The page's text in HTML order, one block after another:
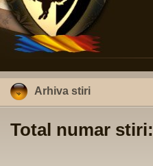
Arhiva stiri
Total numar stiri: